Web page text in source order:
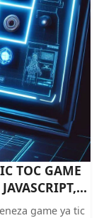
TOC GAME
game ya tic